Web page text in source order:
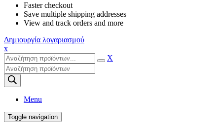
Faster checkout
Save multiple shipping addresses
View and track orders and more
Δημιουργία λογαριασμού
x
X
Products
search
Menu
Toggle navigation